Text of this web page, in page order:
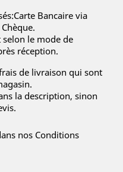
Bancaire via
le mode de
réception.
de livraison qui sont
la description, sinon
nos Conditions